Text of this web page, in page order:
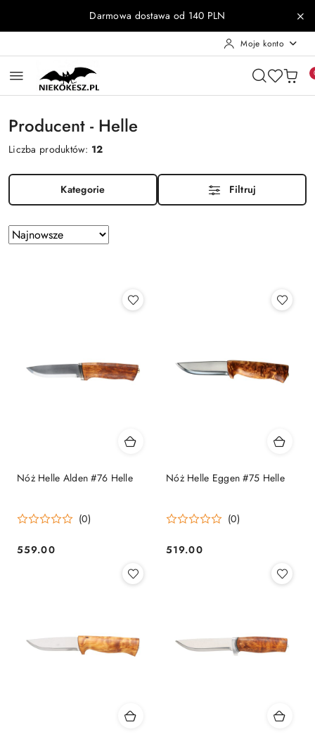
Przejdź do treści głównej
Przejdź do wyszukiwarki
Przejdź do moje konto
Przejdź do menu głównego
Przejdź do stopkiDarmowa dostawa od 140 PLN
Moje konto
Producent - Helle
Liczba produktów: 12
Kategorie Filtruj
Zastosowano
sortowanie:
Sortuj
według
Nóż Helle Alden #76 Helle
(0)
Cena:
559.00
Nóż Helle Eggen #75 Helle
(0)
Cena:
519.00